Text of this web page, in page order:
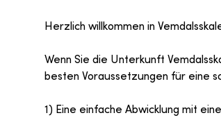
Herzlich willkommen in
Wenn Sie die Unterkunft
besten Voraussetzungen für eine
1) Eine einfache Abwicklung mit